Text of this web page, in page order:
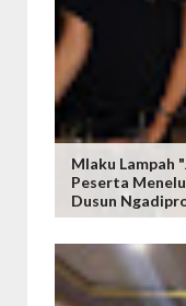
Mlaku Lampah
Peserta
Dusun